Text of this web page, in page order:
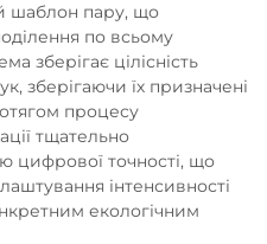
шаблон пару, що
по всьому
зберігає цілісність
зберігаючи їх призначені
процесу
тщательно
цифрової точності, що
інтенсивності
екологічним